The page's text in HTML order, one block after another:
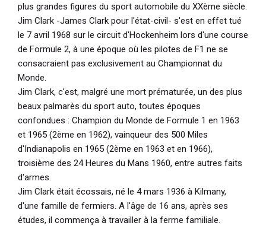
plus grandes figures du sport automobile du XXème siècle.
Jim Clark -James Clark pour l'état-civil- s'est en effet tué
le 7 avril 1968 sur le circuit d'Hockenheim lors d'une course
de Formule 2, à une époque où les pilotes de F1 ne se
consacraient pas exclusivement au Championnat du
Monde.
Jim Clark, c'est, malgré une mort prématurée, un des plus
beaux palmarès du sport auto, toutes époques
confondues : Champion du Monde de Formule 1 en 1963
et 1965 (2ème en 1962), vainqueur des 500 Miles
d'Indianapolis en 1965 (2ème en 1963 et en 1966),
troisième des 24 Heures du Mans 1960, entre autres faits
d'armes.
Jim Clark était écossais, né le 4 mars 1936 à Kilmany,
d'une famille de fermiers. A l'âge de 16 ans, après ses
études, il commença à travailler à la ferme familiale.